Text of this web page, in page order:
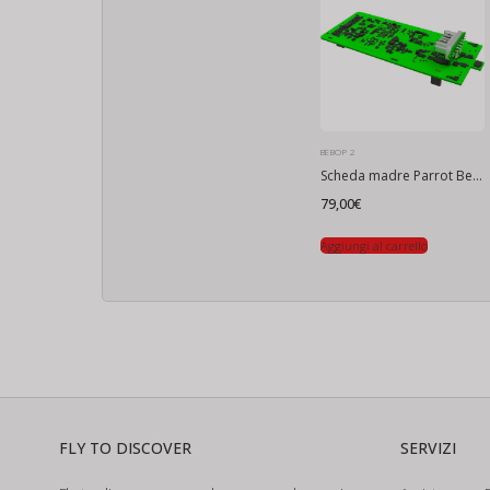
BEBOP 2
Scheda madre Parrot Bebop 2
79,00€
Aggiungi al carrello
FLY TO DISCOVER SERVIZI